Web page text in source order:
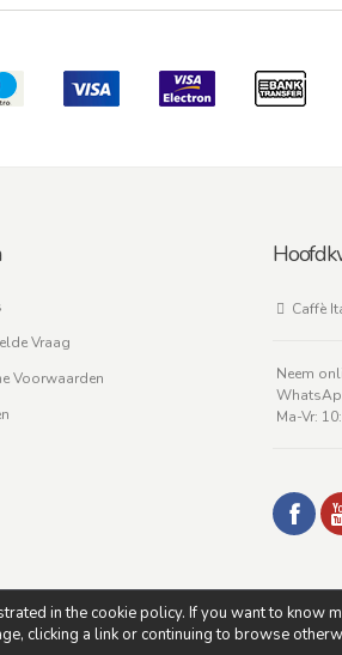
Vraag
Voorwaarden
Caffè
Neem
Ma-Vr:
in the cookie policy. If you want to know
clicking a link or continuing to browse